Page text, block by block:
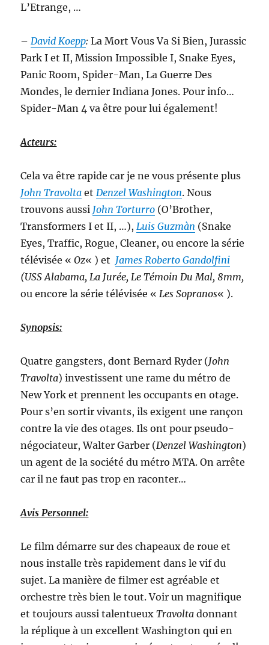
L’Etrange, …
–David Koepp:La Mort Vous Va Si Bien, Jurassic
Park I et II, Mission Impossible I, Snake Eyes,
Panic Room, Spider-Man, La Guerre Des
Mondes, le dernier Indiana Jones. Pour info…
Spider-Man 4 va être pour lui également!
Acteurs:
Cela va être rapide car je ne vous présente plus
John Travolta etDenzel Washington. Nous
trouvons aussi John Torturro (O’Brother,
Transformers I et II, …),Luis Guzmàn (Snake
Eyes, Traffic, Rogue, Cleaner, ou encore la série
télévisée «Oz« ) et James Roberto Gandolfini
(USS Alabama, La Jurée, Le Témoin Du Mal, 8mm,
ou encore la série télévisée «Les Sopranos« ).
Synopsis:
Quatre gangsters, dont Bernard Ryder (John
Travolta) investissent une rame du métro de
New York et prennent les occupants en otage.
Pour s’en sortir vivants, ils exigent une rançon
contre la vie des otages. Ils ont pour pseudo-
négociateur, Walter Garber (Denzel Washington)
un agent de la société du métro MTA. On arrête
car il ne faut pas trop en raconter…
Avis Personnel:
Le film démarre sur des chapeaux de roue et
nous installe très rapidement dans le vif du
sujet. La manière de filmer est agréable et
orchestre très bien le tout. Voir un magnifique
et toujours aussi talentueuxTravolta donnant
la réplique à un excellent Washington qui en